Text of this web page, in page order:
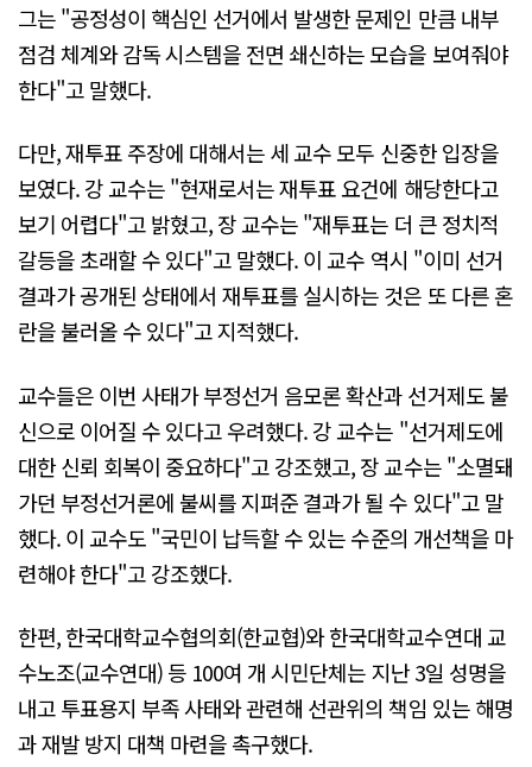
그는 "공정성이 핵심인 선거에서 발생한 문제인 만큼 내부
점검 체계와 감독 시스템을 전면 쇄신하는 모습을 보여줘야
한다"고 말했다.
다만, 재투표 주장에 대해서는 세 교수 모두 신중한 입장을
보였다. 강 교수는 "현재로서는 재투표 요건에 해당한다고
보기 어렵다"고 밝혔고, 장 교수는 "재투표는 더 큰 정치적
갈등을 초래할 수 있다"고 말했다. 이 교수 역시 "이미 선거
결과가 공개된 상태에서 재투표를 실시하는 것은 또 다른 혼
란을 불러올 수 있다"고 지적했다.
교수들은 이번 사태가 부정선거 음모론 확산과 선거제도 불
신으로 이어질 수 있다고 우려했다. 강 교수는 "선거제도에
대한 신뢰 회복이 중요하다"고 강조했고, 장 교수는 "소멸돼
가던 부정선거론에 불씨를 지펴준 결과가 될 수 있다"고 말
했다. 이 교수도 "국민이 납득할 수 있는 수준의 개선책을 마
련해야 한다"고 강조했다.
한편, 한국대학교수협의회(한교협)와 한국대학교수연대 교
수노조(교수연대) 등 100여 개 시민단체는 지난 3일 성명을
내고 투표용지 부족 사태와 관련해 선관위의 책임 있는 해명
과 재발 방지 대책 마련을 촉구했다.